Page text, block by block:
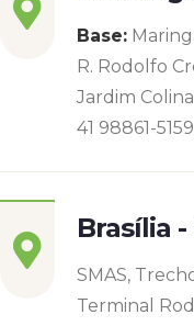
Base:
R. Rodolfo
Jardim
41 98861-
Brasília -
SMAS,
Terminal